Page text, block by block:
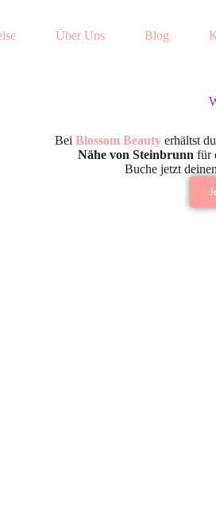
Über Uns Blog
Bei Blossom Beauty erhältst
Nähe von Steinbrunn für
Buche jetzt